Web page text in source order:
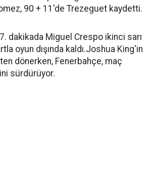
90 + 11'de Trezeguet kaydetti.
dakikada Miguel Crespo ikinci sarı
oyun dışında kaldı.Joshua King'in
dönerken, Fenerbahçe, maç
sürdürüyor.